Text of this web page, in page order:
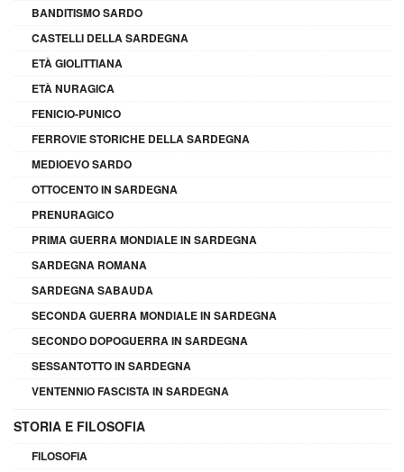
BANDITISMO SARDO
CASTELLI DELLA SARDEGNA
ETÀ GIOLITTIANA
ETÀ NURAGICA
FENICIO-PUNICO
FERROVIE STORICHE DELLA SARDEGNA
MEDIOEVO SARDO
OTTOCENTO IN SARDEGNA
PRENURAGICO
PRIMA GUERRA MONDIALE IN SARDEGNA
SARDEGNA ROMANA
SARDEGNA SABAUDA
SECONDA GUERRA MONDIALE IN SARDEGNA
SECONDO DOPOGUERRA IN SARDEGNA
SESSANTOTTO IN SARDEGNA
VENTENNIO FASCISTA IN SARDEGNA
STORIA E FILOSOFIA
FILOSOFIA